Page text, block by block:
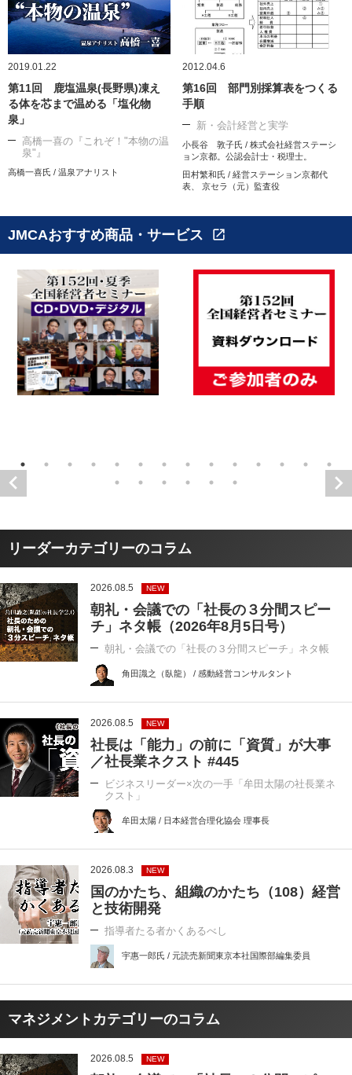
2019.01.22
第11回 鹿塩温泉(長野県)凍え
る体を芯まで温める「塩化物
泉」
高橋一喜の『これぞ！"本物の温
泉"』
高橋一喜氏 / 温泉アナリスト
2012.04.6
第16回 部門別採算表をつくる
手順
新・会計経営と実学
小長谷 敦子氏 / 株式会社経営ステーシ
ョン京都。公認会計士・税理士。
田村繁和氏 / 経営ステーション京都代
表、 京セラ（元）監査役
JMCAおすすめ商品・サービス open_in_new
リーダーカテゴリーのコラム
2026.08.5 NEW
朝礼・会議での「社長の３分間スピー
チ」ネタ帳（2026年8月5日号）
朝礼・会議での「社長の３分間スピーチ」ネタ帳
角田識之（臥龍） / 感動経営コンサルタント
2026.08.5 NEW
社長は「能力」の前に「資質」が大事
／社長業ネクスト #445
ビジネスリーダー×次の一手「牟田太陽の社長業ネ
クスト」
牟田太陽 / 日本経営合理化協会 理事長
2026.08.3 NEW
国のかたち、組織のかたち（108）経営
と技術開発
指導者たる者かくあるべし
宇惠一郎氏 / 元読売新聞東京本社国際部編集委員
マネジメントカテゴリーのコラム
2026.08.5 NEW